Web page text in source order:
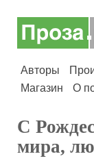
Авторы
Магазин
О
С
мира,